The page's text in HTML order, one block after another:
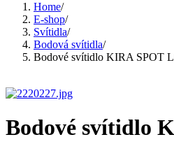
Home/
E-shop/
Svítidla/
Bodová svítidla/
Bodové svítidlo KIRA SPOT
Bodové svítidlo